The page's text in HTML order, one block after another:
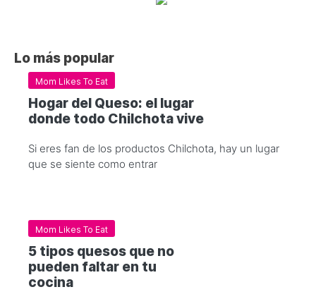
Lo más popular
Mom Likes To Eat
Hogar del Queso: el lugar
donde todo Chilchota vive
Si eres fan de los productos Chilchota, hay un lugar
que se siente como entrar
Mom Likes To Eat
5 tipos quesos que no
pueden faltar en tu
cocina